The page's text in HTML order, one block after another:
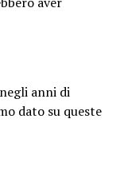
anni di
dato su queste